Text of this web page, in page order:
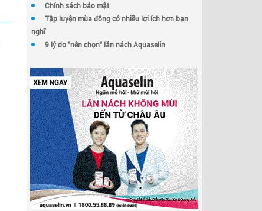
Chính sách bảo mật
Tập luyện mùa đông có nhiều lợi ích hơn bạn
nghĩ
9 lý do "nên chọn" lăn nách Aquaselin